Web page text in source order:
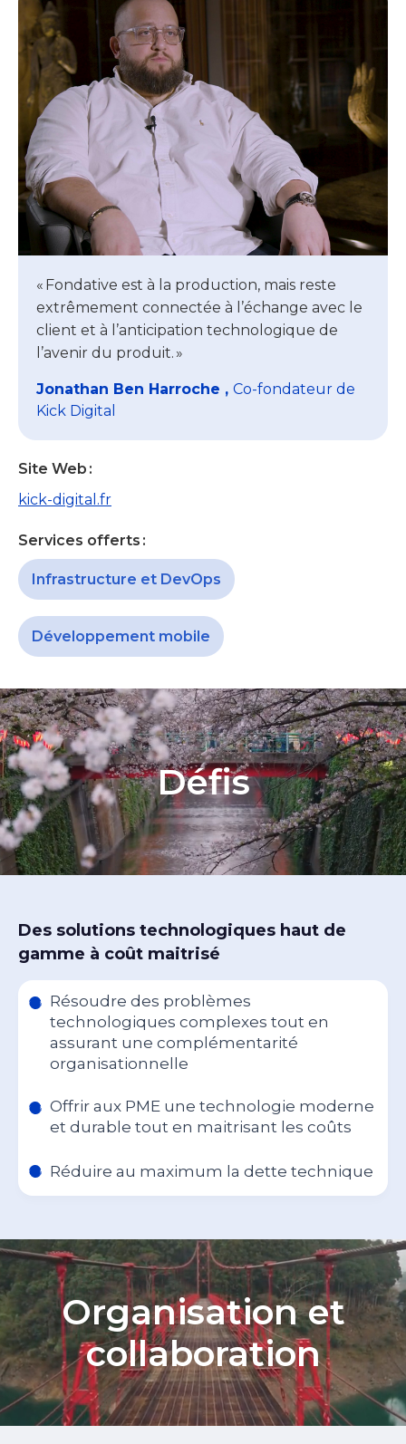
« Fondative est à la production, mais reste
extrêmement connectée à l’échange avec le
client et à l’anticipation technologique de
l’avenir du produit. »
Jonathan Ben Harroche , Co-fondateur de
Kick Digital
Site Web :
kick-digital.fr
Services offerts :
Infrastructure et DevOps
Développement mobile
Défis
Des solutions technologiques haut de
gamme à coût maitrisé
Résoudre des problèmes
technologiques complexes tout en
assurant une complémentarité
organisationnelle
Offrir aux PME une technologie moderne
et durable tout en maitrisant les coûts
Réduire au maximum la dette technique
Organisation et
collaboration